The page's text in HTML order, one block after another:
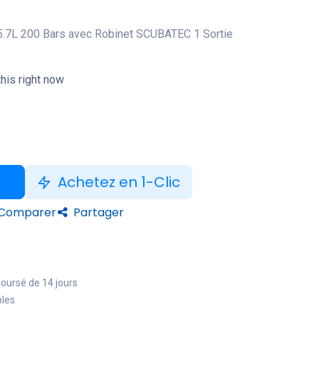
200 Bars avec Robinet SCUBATEC 1 Sortie
right now
Achetez en 1-Clic
Partager
de 14 jours